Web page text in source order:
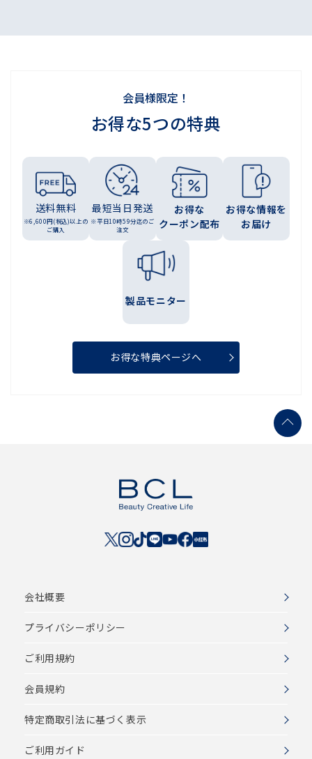
会員様限定！
お得な5つの特典
送料無料
※6,600円(税込)以上の
ご購入
最短当日発送
※平日10時59分迄のご
注文
お得な
クーポン配布
お得な情報を
お届け
製品モニター
お得な特典ページへ
会社概要
プライバシーポリシー
ご利用規約
会員規約
特定商取引法に基づく表示
ご利用ガイド